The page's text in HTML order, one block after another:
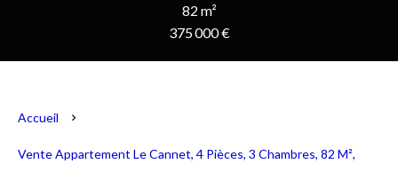
82 m²
375 000 €
Accueil
Vente Appartement Le Cannet, 4 Pièces, 3 Chambres, 82 M²,